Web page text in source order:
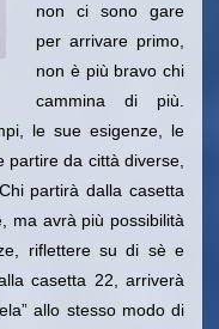
non ci sono gare
per arrivare primo,
non è più bravo chi
cammina di più.
le sue esigenze, le
partire da città diverse,
partirà dalla casetta
ma avrà più possibilità
riflettere su di sè e
casetta 22, arriverà
allo stesso modo di